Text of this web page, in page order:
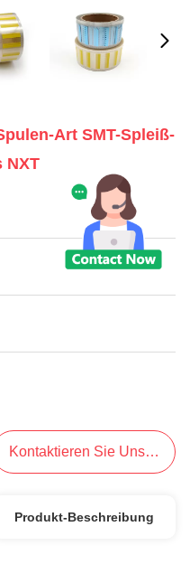
Art SMT-Spleiß-
NXT
Kontaktieren Sie Uns Jetzt
Produkt-Beschreibung